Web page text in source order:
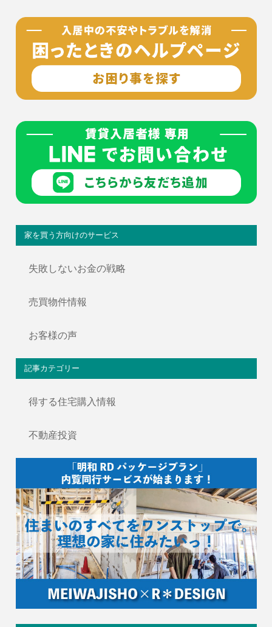
家を買う方向けのサービス
失敗しないお金の戦略
売買物件情報
お客様の声
記事カテゴリー
得する住宅購入情報
不動産投資